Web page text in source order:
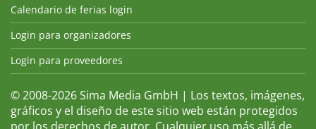
Calendario de ferias login
Login para organizadores
Login para proveedores
© 2008-2026 Sima Media GmbH | Los textos, imágenes,
gráficos y el diseño de este sitio web están protegidos